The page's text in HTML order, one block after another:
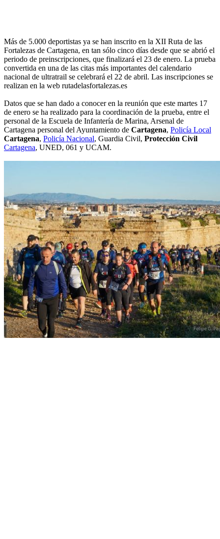
Más de 5.000 deportistas ya se han inscrito en la XII Ruta de las
Fortalezas de Cartagena, en tan sólo cinco días desde que se abrió el
periodo de preinscripciones, que finalizará el 23 de enero. La prueba
convertida en una de las citas más importantes del calendario
nacional de ultratrail se celebrará el 22 de abril. Las inscripciones se
realizan en la web rutadelasfortalezas.es
Datos que se han dado a conocer en la reunión que este martes 17
de enero se ha realizado para la coordinación de la prueba, entre el
personal de la Escuela de Infantería de Marina, Arsenal de
Cartagena personal del Ayuntamiento de Cartagena, Policía Local
Cartagena, Policía Nacional, Guardia Civil, Protección Civil
Cartagena, UNED, 061 y UCAM.